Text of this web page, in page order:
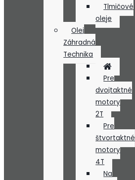
Tlmičové
oleje
Olej
Záhradná
Technika
Pre
dvojtaktné
motory
2T
Pre
štvortaktné
motory
4T
Na